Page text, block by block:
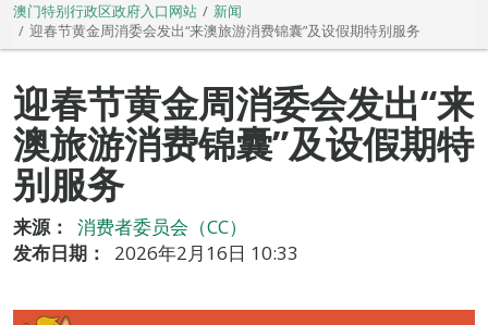
澳门特别行政区政府入口网站
新闻
迎春节黄金周消委会发出“来澳旅游消费锦囊”及设假期特别服务
迎春节黄金周消委会发出“来
澳旅游消费锦囊”及设假期特
别服务
来源：
消费者委员会（CC）
发布日期：
2026年2月16日 10:33